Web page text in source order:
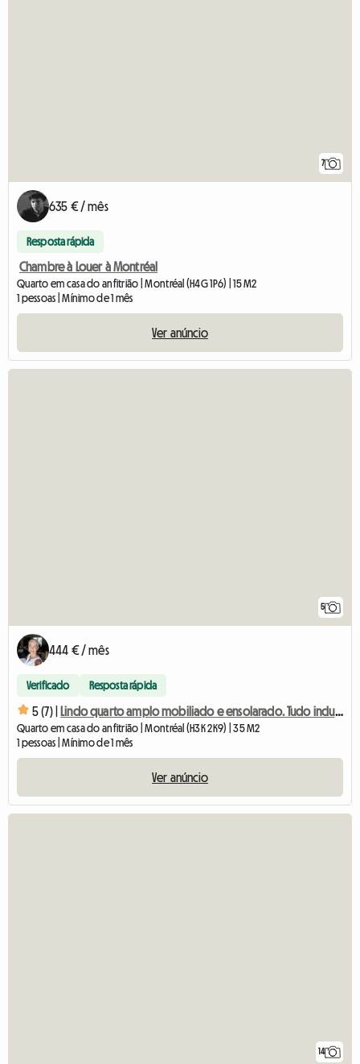
7
635 € / mês
Resposta rápida
Chambre à Louer à Montréal
Quarto em casa do anfitrião | Montréal (H4G 1P6) | 15 M2
1 pessoas | Mínimo de 1 mês
Ver anúncio
5
444 € / mês
Verificado Resposta rápida
5 (7) | Lindo quarto amplo mobiliado e ensolarado. Tudo incluído!
Quarto em casa do anfitrião | Montréal (H3K 2K9) | 35 M2
1 pessoas | Mínimo de 1 mês
Ver anúncio
14